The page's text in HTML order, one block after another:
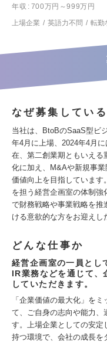
年収
700万円～999万円
上場企業
英語力不問 転勤
なぜ募集してい
当社は、BtoBのSaaS型ビ
年4月に上場、2024年4月
在、第二創業期ともいえる
化に加え、M&Aや新規事
価値向上を目指しています
を担う経営企画室の体制
で財務戦略や事業戦略を推
ける意欲的な方をお迎えし
どんな仕事か
経営企画室の一員とし
IR業務などを通じて、
していただきます。
「企業価値の最大化」を
て、ご自身の志向や能力、
す。上場企業としての安定
持つ環境で、会社の成長を